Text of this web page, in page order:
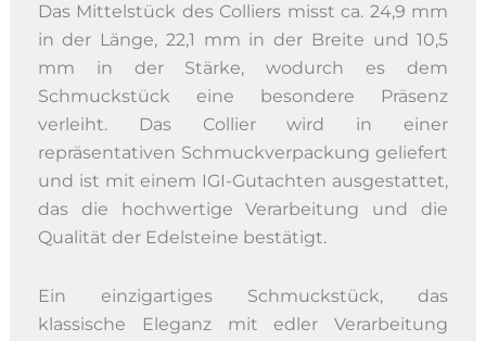
Das Mittelstück des Colliers misst ca. 24,9 mm
in der Länge, 22,1 mm in der Breite und 10,5
mm in der Stärke, wodurch es dem
Schmuckstück eine besondere Präsenz
verleiht. Das Collier wird in einer
repräsentativen Schmuckverpackung geliefert
und ist mit einem IGI-Gutachten ausgestattet,
das die hochwertige Verarbeitung und die
Qualität der Edelsteine bestätigt.
Ein einzigartiges Schmuckstück, das
klassische Eleganz mit edler Verarbeitung